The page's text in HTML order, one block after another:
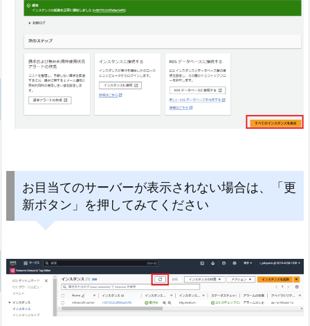
お目当てのサーバーが表示されない場合は、「更
新ボタン」を押してみてください